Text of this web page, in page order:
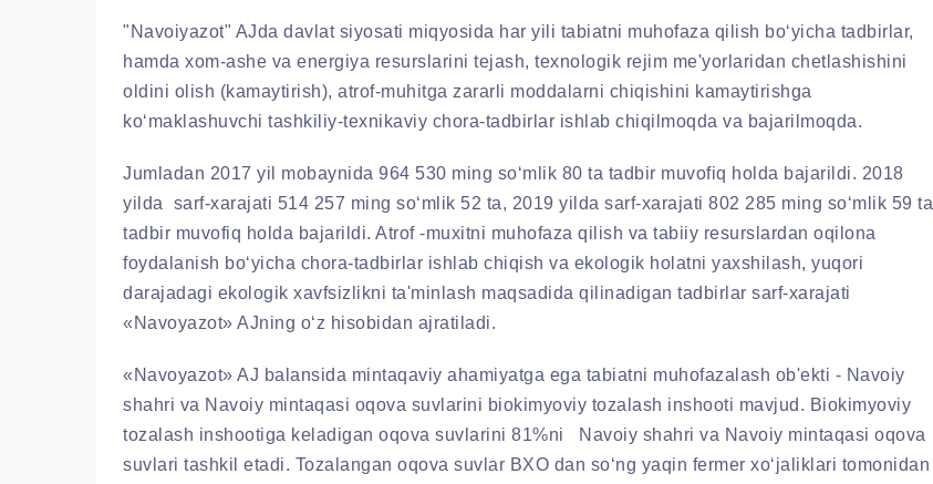
"Navoiyazot" AJda davlat siyosati miqyosida har yili tabiatni muhofaza qilish bo‘yicha tadbirlar,
hamda xom-ashe va energiya resurslarini tejash, texnologik rejim me'yorlaridan chetlashishini
oldini olish (kamaytirish), atrof-muhitga zararli moddalarni chiqishini kamaytirishga
ko‘maklashuvchi tashkiliy-texnikaviy chora-tadbirlar ishlab chiqilmoqda va bajarilmoqda.
Jumladan 2017 yil mobaynida 964 530 ming so‘mlik 80 ta tadbir muvofiq holda bajarildi. 2018
yilda sarf-xarajati 514 257 ming so‘mlik 52 ta, 2019 yilda sarf-xarajati 802 285 ming so‘mlik 59 ta
tadbir muvofiq holda bajarildi. Atrof -muxitni muhofaza qilish va tabiiy resurslardan oqilona
foydalanish bo‘yicha chora-tadbirlar ishlab chiqish va ekologik holatni yaxshilash, yuqori
darajadagi ekologik xavfsizlikni ta'minlash maqsadida qilinadigan tadbirlar sarf-xarajati
«Navoyazot» AJning o‘z hisobidan ajratiladi.
«Navoyazot» AJ balansida mintaqaviy ahamiyatga ega tabiatni muhofazalash ob'ekti - Navoiy
shahri va Navoiy mintaqasi oqova suvlarini biokimyoviy tozalash inshooti mavjud. Biokimyoviy
tozalash inshootiga keladigan oqova suvlarini 81%ni Navoiy shahri va Navoiy mintaqasi oqova
suvlari tashkil etadi. Tozalangan oqova suvlar BXO dan so‘ng yaqin fermer xo‘jaliklari tomonidan